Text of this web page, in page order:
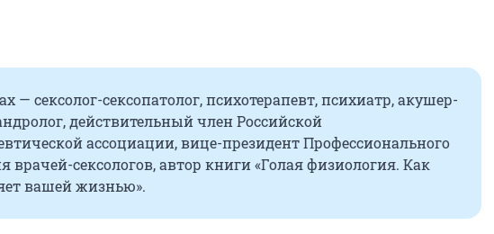
— сексолог-сексопатолог, психотерапевт, психиатр, акушер-
действительный член Российской
ассоциации, вице-президент Профессионального
врачей-сексологов, автор книги «Голая физиология. Как
вашей жизнью».